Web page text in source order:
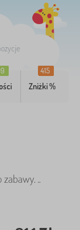
Zniżki %
415
..